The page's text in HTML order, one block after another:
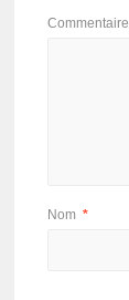
Commentaire
Nom *